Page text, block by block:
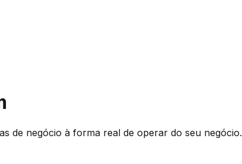
de negócio à forma real de operar do seu negócio.